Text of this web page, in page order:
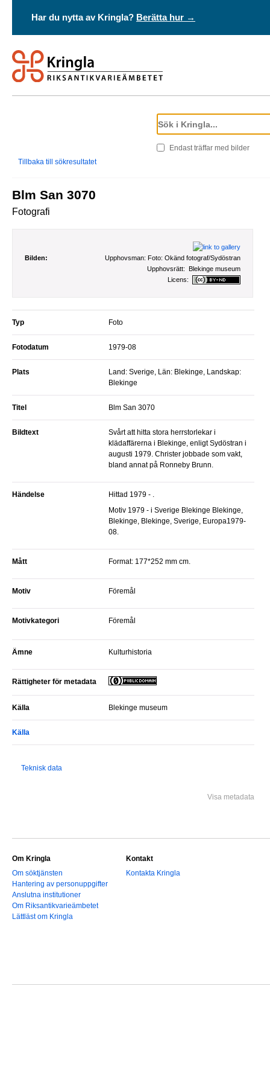
Har du nytta av Kringla? Berätta hur →
Endast träffar med bilder
Tillbaka till sökresultatet
Blm San 3070
Fotografi
Bilden: Upphovsman: Foto: Okänd fotograf/Sydöstran
Upphovsrätt: Blekinge museum
Licens:
Typ Foto
Fotodatum 1979-08
Plats
Land: Sverige, Län: Blekinge, Landskap:
Blekinge
Titel Blm San 3070
Bildtext
Svårt att hitta stora herrstorlekar i
klädaffärerna i Blekinge, enligt Sydöstran i
augusti 1979. Christer jobbade som vakt,
bland annat på Ronneby Brunn.
Händelse
Hittad 1979 - .
Motiv 1979 - i Sverige Blekinge Blekinge,
Blekinge, Blekinge, Sverige, Europa1979-
08.
Mått Format: 177*252 mm cm.
Motiv Föremål
Motivkategori Föremål
Ämne Kulturhistoria
Rättigheter för metadata
Källa Blekinge museum
Källa
Teknisk data
Visa metadata
Om Kringla
Om söktjänsten
Hantering av personuppgifter
Anslutna institutioner
Om Riksantikvarieämbetet
Lättläst om Kringla
Kontakt
Kontakta Kringla